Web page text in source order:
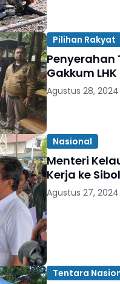
Pilihan Rakyat
Penyerahan
Gakkum
Agustus 28, 2024
Nasional
Menteri
Kerja ke
Agustus 27, 2024
Tentara